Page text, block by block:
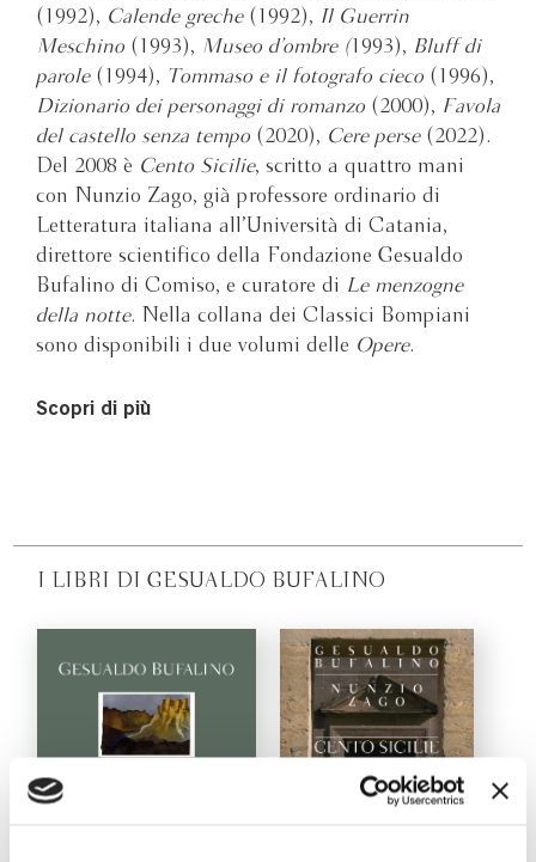
(1992), Calende greche(1992), Il Guerrin
Meschino (1993), Museo d’ombre ( 1993), Bluff di
parole(1994), Tommaso e il fotografo cieco (1996),
Dizionario dei personaggi di romanzo (2000), Favola
del castello senza tempo (2020), Cere perse(2022).
Del 2008 è Cento Sicilie, scritto a quattro mani
con Nunzio Zago, già professore ordinario di
Letteratura italiana all’Università di Catania,
direttore scientifico della Fondazione Gesualdo
Bufalino di Comiso, e curatore di Le menzogne
della notte. Nella collana dei Classici Bompiani
sono disponibili i due volumi delle Opere.
Scopri di più
I LIBRI DI GESUALDO BUFALINO